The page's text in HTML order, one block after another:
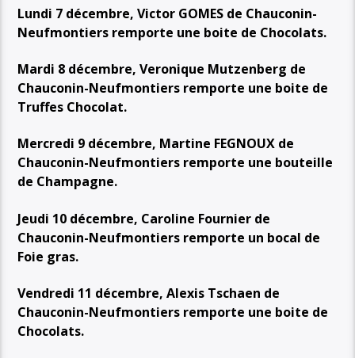
Lundi 7 décembre, Victor GOMES de Chauconin-
Neufmontiers remporte une boite de Chocolats.
Mardi 8 décembre, Veronique Mutzenberg de
Chauconin-Neufmontiers remporte une boite de
Truffes Chocolat.
Mercredi 9 décembre, Martine FEGNOUX de
Chauconin-Neufmontiers remporte une bouteille
de Champagne.
Jeudi 10 décembre, Caroline Fournier de
Chauconin-Neufmontiers remporte un bocal de
Foie gras.
Vendredi 11 décembre, Alexis Tschaen de
Chauconin-Neufmontiers remporte une boite de
Chocolats.